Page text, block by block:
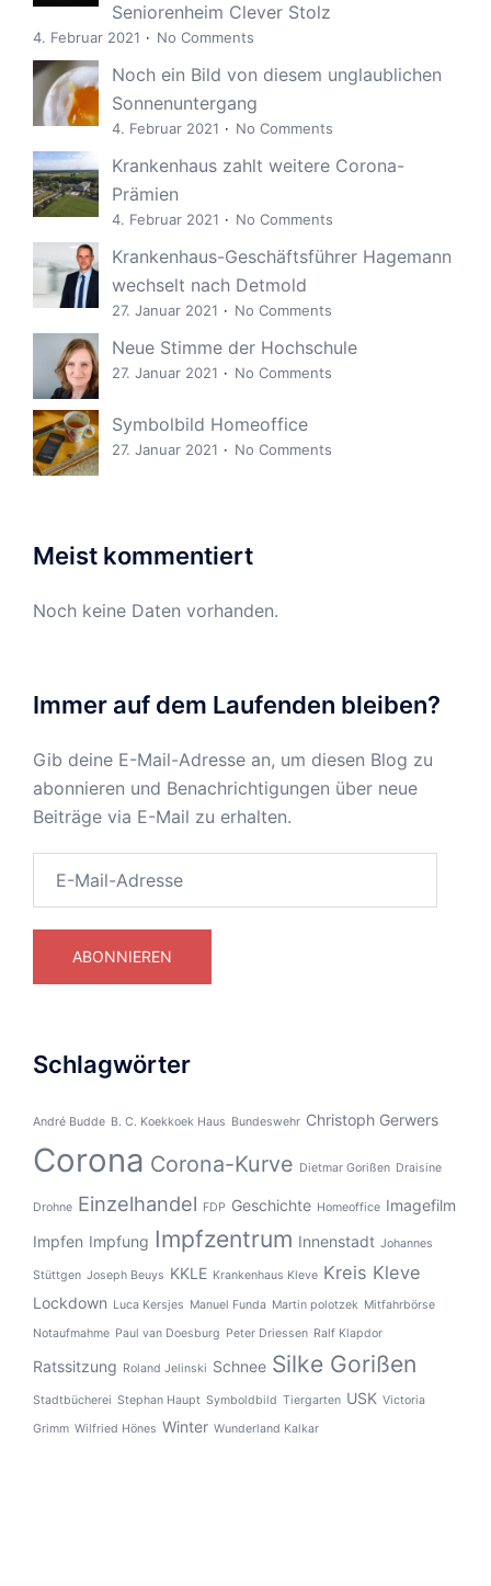
Seniorenheim Clever Stolz
4. Februar 2021 No Comments
Noch ein Bild von diesem unglaublichen
Sonnenuntergang
4. Februar 2021 No Comments
Krankenhaus zahlt weitere Corona-
Prämien
4. Februar 2021 No Comments
Krankenhaus-Geschäftsführer Hagemann
wechselt nach Detmold
27. Januar 2021 No Comments
Neue Stimme der Hochschule
27. Januar 2021 No Comments
Symbolbild Homeoffice
27. Januar 2021 No Comments
Meist kommentiert
Noch keine Daten vorhanden.
Immer auf dem Laufenden bleiben?
Gib deine E-Mail-Adresse an, um diesen Blog zu
abonnieren und Benachrichtigungen über neue
Beiträge via E-Mail zu erhalten.
ABONNIEREN
Schlagwörter
André Budde B. C. Koekkoek Haus Bundeswehr Christoph Gerwers
Corona Corona-Kurve Dietmar Gorißen Draisine
Drohne Einzelhandel FDP Geschichte Homeoffice Imagefilm
Impfen Impfung Impfzentrum Innenstadt Johannes
Stüttgen Joseph Beuys KKLE Krankenhaus Kleve Kreis Kleve
Lockdown Luca Kersjes Manuel Funda Martin polotzek Mitfahrbörse
Notaufmahme Paul van Doesburg Peter Driessen Ralf Klapdor
Ratssitzung Roland Jelinski Schnee Silke Gorißen
Stadtbücherei Stephan Haupt Symboldbild Tiergarten USK Victoria
Grimm Wilfried Hönes Winter Wunderland Kalkar